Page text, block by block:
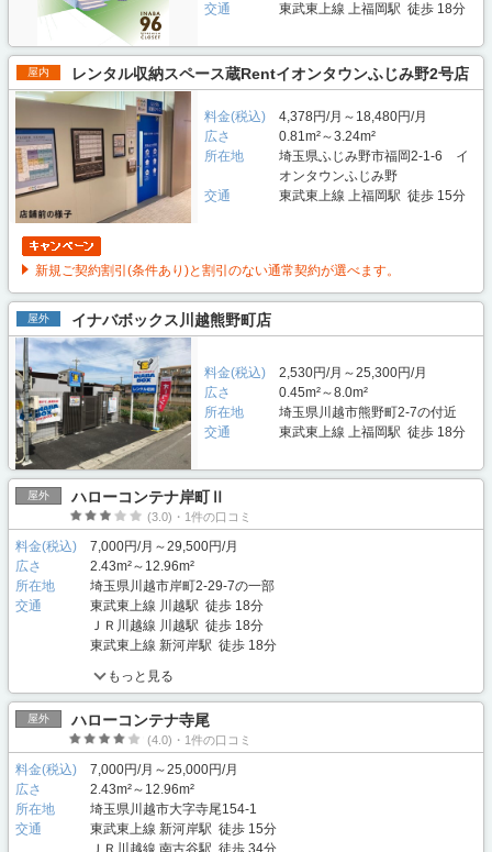
交通
東武東上線 上福岡駅 徒歩 18分
屋内 レンタル収納スペース蔵Rentイオンタウンふじみ野2号店
料金(税込)
4,378円/月～18,480円/月
広さ
0.81m²～3.24m²
所在地
埼玉県ふじみ野市福岡2-1-6 イ
オンタウンふじみ野
交通
東武東上線 上福岡駅 徒歩 15分
新規ご契約割引(条件あり)と割引のない通常契約が選べます。
屋外 イナバボックス川越熊野町店
料金(税込)
2,530円/月～25,300円/月
広さ
0.45m²～8.0m²
所在地
埼玉県川越市熊野町2-7の付近
交通
東武東上線 上福岡駅 徒歩 18分
屋外 ハローコンテナ岸町Ⅱ
(3.0)・1件の口コミ
料金(税込)
7,000円/月～29,500円/月
広さ
2.43m²～12.96m²
所在地
埼玉県川越市岸町2-29-7の一部
交通
東武東上線 川越駅 徒歩 18分
ＪＲ川越線 川越駅 徒歩 18分
東武東上線 新河岸駅 徒歩 18分
もっと見る
屋外 ハローコンテナ寺尾
(4.0)・1件の口コミ
料金(税込)
7,000円/月～25,000円/月
広さ
2.43m²～12.96m²
所在地
埼玉県川越市大字寺尾154-1
交通
東武東上線 新河岸駅 徒歩 15分
ＪＲ川越線 南古谷駅 徒歩 34分